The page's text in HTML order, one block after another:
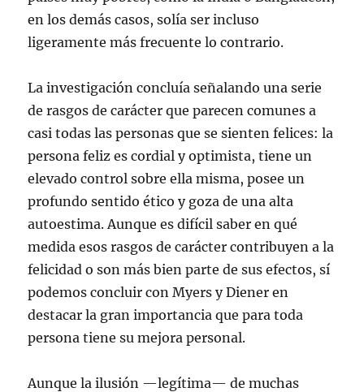
en los demás casos, solía ser incluso
ligeramente más frecuente lo contrario.
La investigación concluía señalando una serie
de rasgos de carácter que parecen comunes a
casi todas las personas que se sienten felices: la
persona feliz es cordial y optimista, tiene un
elevado control sobre ella misma, posee un
profundo sentido ético y goza de una alta
autoestima. Aunque es difícil saber en qué
medida esos rasgos de carácter contribuyen a la
felicidad o son más bien parte de sus efectos, sí
podemos concluir con Myers y Diener en
destacar la gran importancia que para toda
persona tiene su mejora personal.
Aunque la ilusión —legítima— de muchas